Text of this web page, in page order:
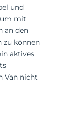
und
mit
an den
zu können
aktives
Van nicht